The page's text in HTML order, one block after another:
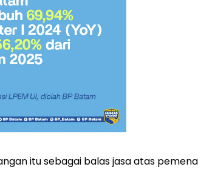
itu sebagai balas jasa atas